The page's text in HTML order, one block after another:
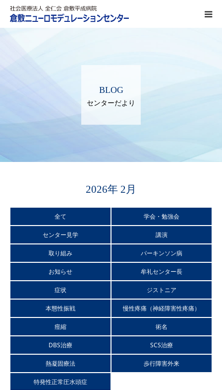
BLOG
センターだより
2026年 2月
全て 学会・勉強会
センター見学 講演
取り組み パーキンソン病
お知らせ 牟礼センター長
症状 ジストニア
本態性振戦 慢性疼痛（神経障害性疼痛）
痙縮 術名
DBS治療 SCS治療
熱凝固療法 歩行障害外来
特発性正常圧水頭症
パーキンソン病
ジストニア
本態性振戦（ふるえ）
神経障害性疼痛（慢性疼痛）
痙縮
特発性正常圧水頭症（ハキム病）
医師紹介
チーム医療